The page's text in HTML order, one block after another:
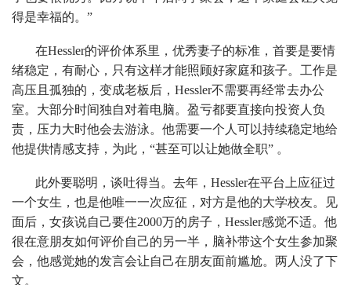
得是幸福的。”
在Hessler的评价体系里，优秀妻子的标准，首要是要情
绪稳定，有耐心，只有这样才能照顾好家庭和孩子。工作是
高压且孤独的，变成老板后，Hessler不需要再经常去办公
室。大部分时间独自对着电脑。盈亏都要直接向投资人负
责，压力大时他会去游泳。他需要一个人可以持续稳定地给
他提供情感支持，为此，“甚至可以让她做全职” 。
此外要聪明，谈吐得当。去年，Hessler在平台上应征过
一个女生，也是他唯一一次应征，对方是他的大学校友。见
面后，女孩说自己要住2000万的房子，Hessler感觉不适。他
很在意朋友如何评价自己的另一半，脑补带这个女生参加聚
会，他感觉她的发言会让自己在朋友面前尴尬。两人没了下
文。